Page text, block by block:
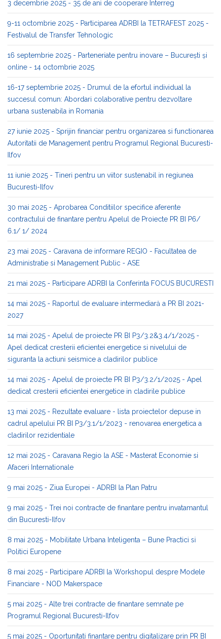
3 decembrie 2025 - 35 de ani de cooperare Interreg
9-11 octombrie 2025 - Participarea ADRBI la TETRAFEST 2025 -
Festivalul de Transfer Tehnologic
16 septembrie 2025 - Parteneriate pentru inovare – București și
online - 14 octombrie 2025
16-17 septembrie 2025 - Drumul de la efortul individual la
succesul comun: Abordari colaborative pentru dezvoltare
urbana sustenabila in Romania
27 iunie 2025 - Sprijin financiar pentru organizarea si functionarea
Autoritatii de Management pentru Programul Regional Bucuresti-
Ilfov
11 iunie 2025 - Tineri pentru un viitor sustenabil in regiunea
Bucuresti-Ilfov
30 mai 2025 - Aprobarea Conditiilor specifice aferente
contractului de finantare pentru Apelul de Proiecte PR BI P6/
6.1/ 1/ 2024
23 mai 2025 - Caravana de informare REGIO - Facultatea de
Administratie si Management Public - ASE
21 mai 2025 - Participare ADRBI la Conferinta FOCUS BUCURESTI
14 mai 2025 - Raportul de evaluare intermediară a PR BI 2021-
2027
14 mai 2025 - Apelul de proiecte PR BI P3/3.2&3.4/1/2025 -
Apel dedicat cresterii eficientei energetice si nivelului de
siguranta la actiuni seismice a cladirilor publice
14 mai 2025 - Apelul de proiecte PR BI P3/3.2/1/2025 - Apel
dedicat cresterii eficientei energetice in cladirile publice
13 mai 2025 - Rezultate evaluare - lista proiectelor depuse in
cadrul apelului PR BI P3/3.1/1/2023 - renovarea energetica a
cladirilor rezidentiale
12 mai 2025 - Caravana Regio la ASE - Masterat Economie si
Afaceri Internationale
9 mai 2025 - Ziua Europei - ADRBI la Plan Patru
9 mai 2025 - Trei noi contracte de finantare pentru invatamantul
din Bucuresti-Ilfov
8 mai 2025 - Mobilitate Urbana Inteligenta – Bune Practici si
Politici Europene
8 mai 2025 - Participare ADRBI la Workshopul despre Modele
Financiare - NOD Makerspace
5 mai 2025 - Alte trei contracte de finantare semnate pe
Programul Regional Bucuresti-Ilfov
5 mai 2025 - Oportunitati finantare pentru digitalizare prin PR BI